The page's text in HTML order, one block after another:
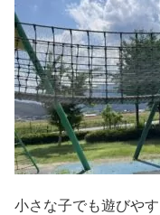
小さな子でも遊びや